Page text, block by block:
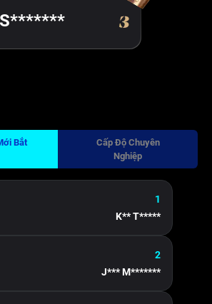
Bắt
Cấp Độ Chuyên
Nghiệp
1
K** T*****
2
J*** M*******